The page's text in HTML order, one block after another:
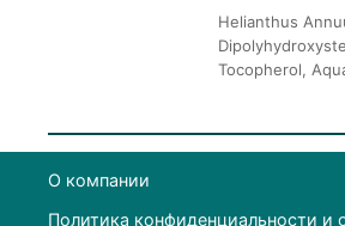
Helianthus
Tocopherol,
О компании
Политика конфиденциальности и